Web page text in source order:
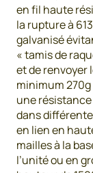
en fil haute
la rupture à
galvanisé
« tamis de
et de renvoyer
minimum
une
dans
en lien en
mailles à la
l’unité ou en